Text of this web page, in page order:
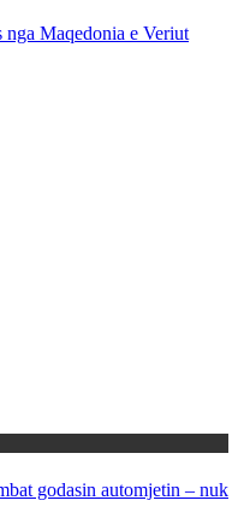
nga Maqedonia e Veriut
godasin automjetin – nuk